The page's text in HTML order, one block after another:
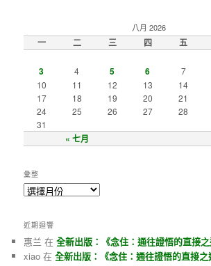
八月 2026
一 二 三 四 五
« 七月
3
4 5 6 7
10
11 12 13 14
17
18 19 20 21
24
25 26 27 28
31
彙整
近期迴響
惠兰 在全新出版：《念住：通往證悟的直接
xiao 在全新出版：《念住：通往證悟的直接